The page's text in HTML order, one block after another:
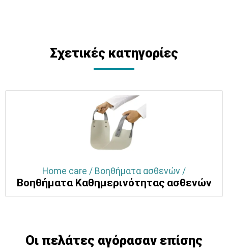
Σχετικές κατηγορίες
Home care / Βοηθήματα ασθενών /
Βοηθήματα Καθημερινότητας ασθενών
Οι πελάτες αγόρασαν επίσης